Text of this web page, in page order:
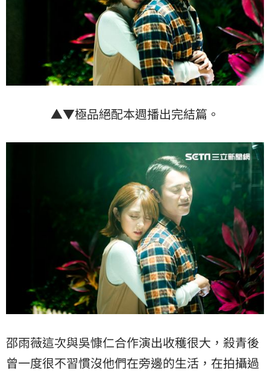
▲▼極品絕配本週播出完結篇。
邵雨薇這次與吳慷仁合作演出收穫很大，殺青後
曾一度很不習慣沒他們在旁邊的生活，在拍攝過